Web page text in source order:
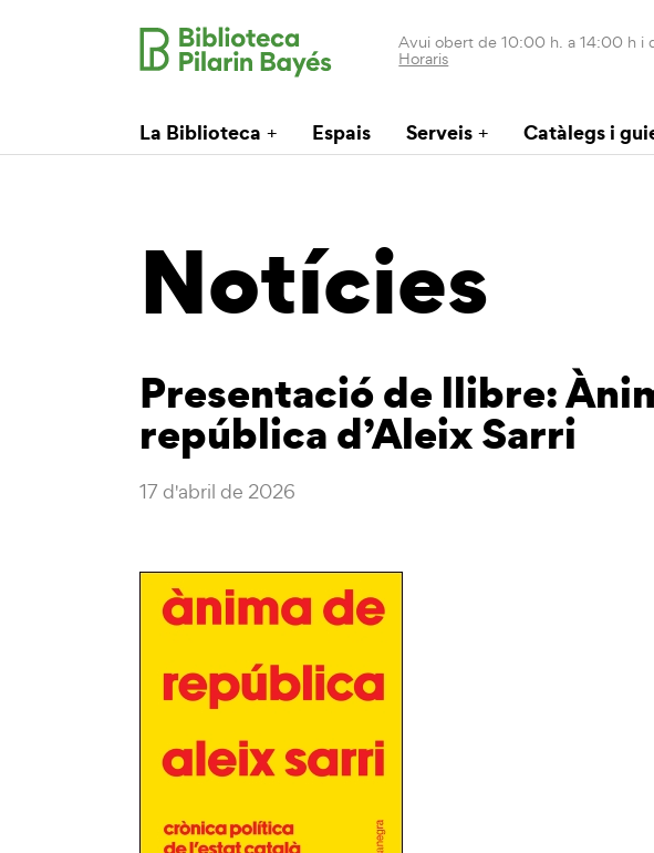
Avui obert de 10:00 h. a 14:00 h i
Horaris
La Biblioteca Espais Serveis Catàlegs i
Notícies
Presentació de llibre:
república d’Aleix Sarri
17 d'abril de 2026